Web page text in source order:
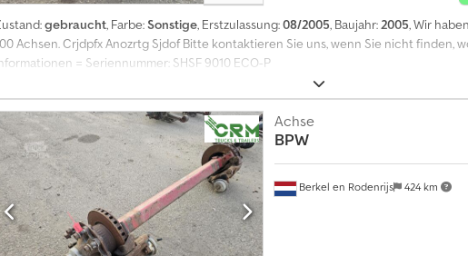
gebraucht, Farbe:Sonstige, Erstzulassung:08/2005, Baujahr:2005, Wir
Achsen. Crjdpfx Anozrtg Sjdof Bitte kontaktieren Sie uns, wenn Sie nicht finden,
= Seriennummer: SHSF 9010 ECO-P
Berkel en Rodenrijs 424 km
Achse
BPW